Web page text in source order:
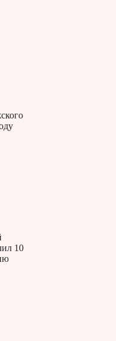
10